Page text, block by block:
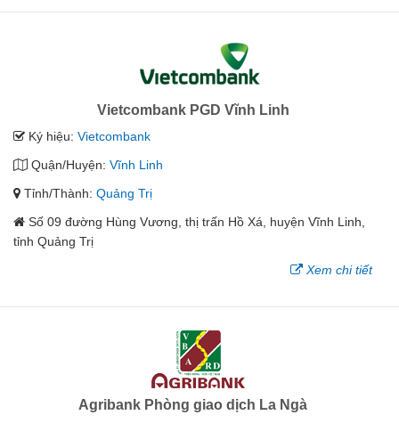
Vietcombank PGD Vĩnh Linh
Ký hiệu: Vietcombank
Quận/Huyện: Vĩnh Linh
Tỉnh/Thành: Quảng Trị
Số 09 đường Hùng Vương, thị trấn Hồ Xá, huyện Vĩnh Linh,
tỉnh Quảng Trị
Xem chi tiết
Agribank Phòng giao dịch La Ngà